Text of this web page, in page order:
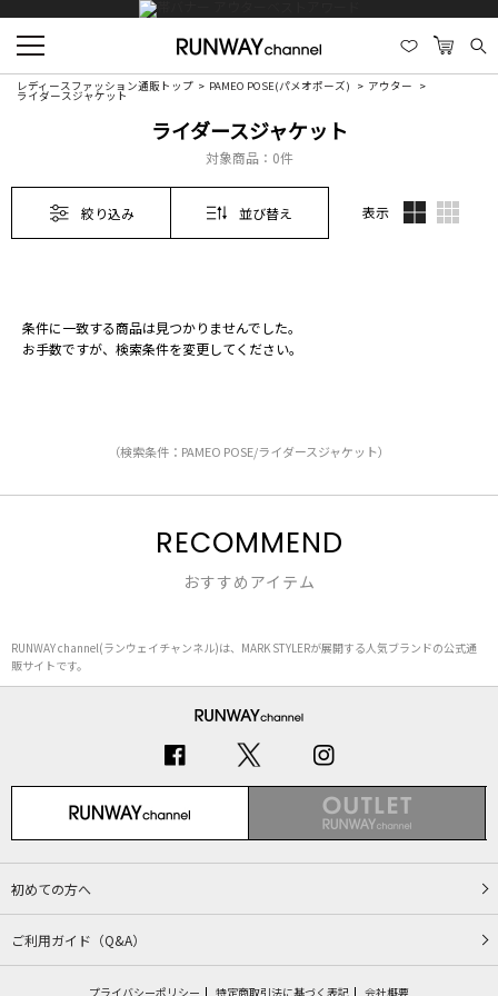
レディースファッション通販トップ PAMEO POSE(パメオポーズ) アウター
ライダースジャケット
ライダースジャケット
対象商品： 0件
絞り込み 並び替え 表示
条件に一致する商品は見つかりませんでした。
お手数ですが、検索条件を変更してください。
（検索条件：PAMEO POSE/ライダースジャケット）
RECOMMEND
おすすめアイテム
RUNWAY channel(ランウェイチャンネル)は、MARK STYLERが展開する人気ブランドの公式通
販サイトです。
初めての方へ
ご利用ガイド（Q&A）
プライバシーポリシー 特定商取引法に基づく表記 会社概要